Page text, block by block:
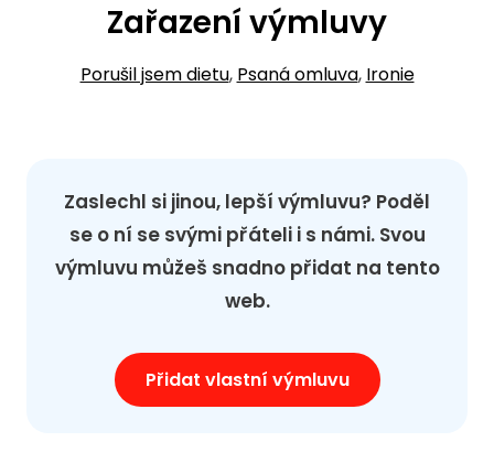
Zařazení výmluvy
Porušil jsem dietu, Psaná omluva, Ironie
Zaslechl si jinou, lepší výmluvu? Poděl
se o ní se svými přáteli i s námi. Svou
výmluvu můžeš snadno přidat na tento
web.
Přidat vlastní výmluvu